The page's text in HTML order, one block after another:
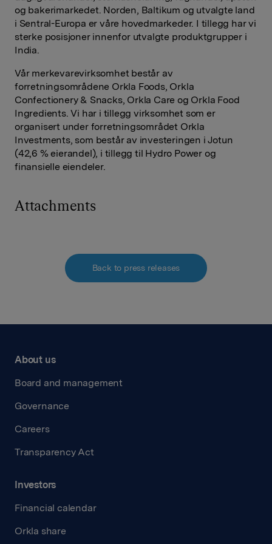
og bakerimarkedet. Norden, Baltikum og utvalgte land
i Sentral-Europa er våre hovedmarkeder. I tillegg har vi
sterke posisjoner innenfor utvalgte produktgrupper i
India.
Vår merkevarevirksomhet består av
forretningsområdene Orkla Foods, Orkla
Confectionery & Snacks, Orkla Care og Orkla Food
Ingredients. Vi har i tillegg virksomhet som er
organisert under forretningsområdet Orkla
Investments, som består av investeringen i Jotun
(42,6 % eierandel), i tillegg til Hydro Power og
finansielle eiendeler.
Attachments
Back to press releases
About us
Board and management
Governance
Careers
Transparency Act
Investors
Financial calendar
Orkla share